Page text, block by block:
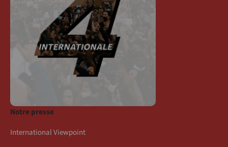
Notre presse
International Viewpoint